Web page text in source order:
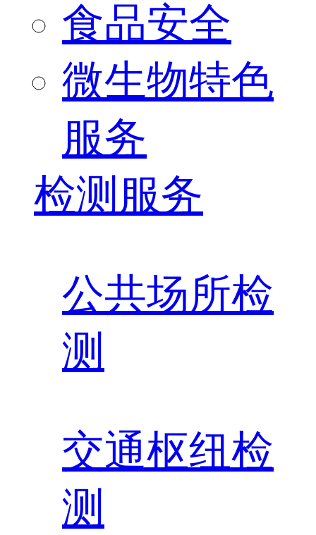
食品安全
微生物特色
服务
检测服务
公共场所检
测
交通枢纽检
测